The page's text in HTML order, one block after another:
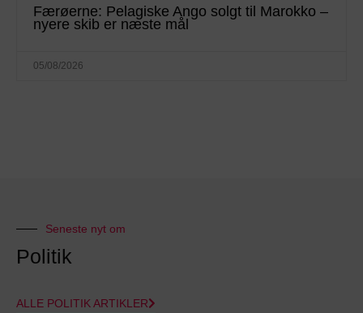
Færøerne: Pelagiske Ango solgt til Marokko –
nyere skib er næste mål
05/08/2026
Seneste nyt om
Politik
ALLE POLITIK ARTIKLER